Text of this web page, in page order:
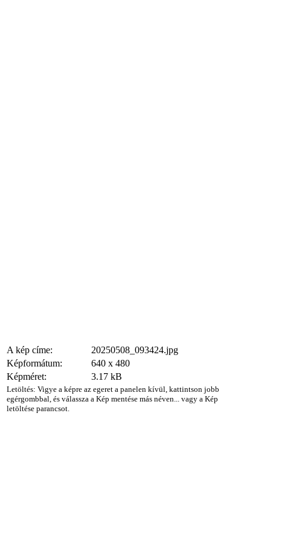
A kép címe:
20250508_093424.jpg
Képformátum:
640 x 480
Képméret:
3.17 kB
Letöltés: Vigye a képre az egeret a panelen kívül, kattintson jobb
egérgombbal, és válassza a Kép mentése más néven... vagy a Kép
letöltése parancsot.